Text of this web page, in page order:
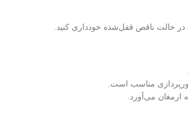
در حالت ناقص قفل‌شده خودداری کنید.
مناسب است.
ارمغان می‌آورد.